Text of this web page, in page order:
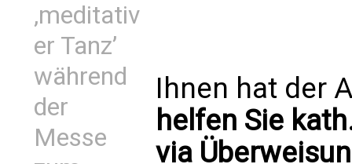
‚meditativ
er Tanz’
während
der
Messe
Ihnen hat der
helfen Sie
via